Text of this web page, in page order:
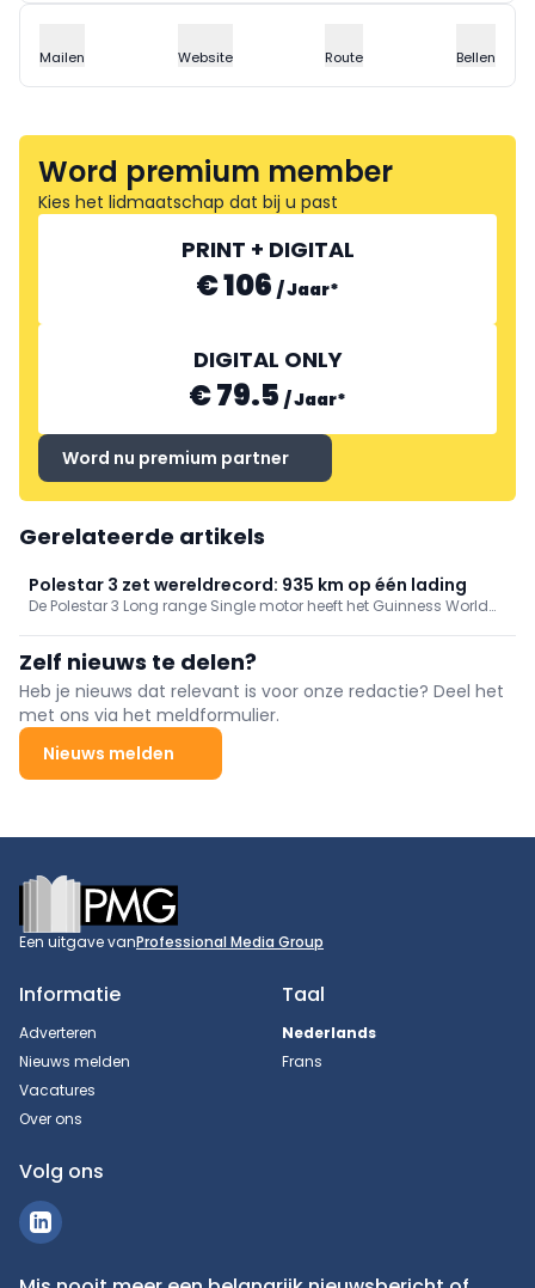
Mailen Website Route Bellen
Word premium member
Kies het lidmaatschap dat bij u past
PRINT + DIGITAL
€ 106 /Jaar*
DIGITAL ONLY
€ 79.5 /Jaar*
Word nu premium partner
Gerelateerde artikels
Polestar 3 zet wereldrecord: 935 km op één lading
De Polestar 3 Long range Single motor heeft het Guinness World
wegen, zonder technische aanpassingen.
Zelf nieuws te delen?
Heb je nieuws dat relevant is voor onze redactie? Deel het
met ons via het meldformulier.
Nieuws melden
Footer
Een uitgave vanProfessional Media Group
Informatie
Adverteren
Nieuws melden
Vacatures
Over ons
Taal
Nederlands
Frans
Volg ons